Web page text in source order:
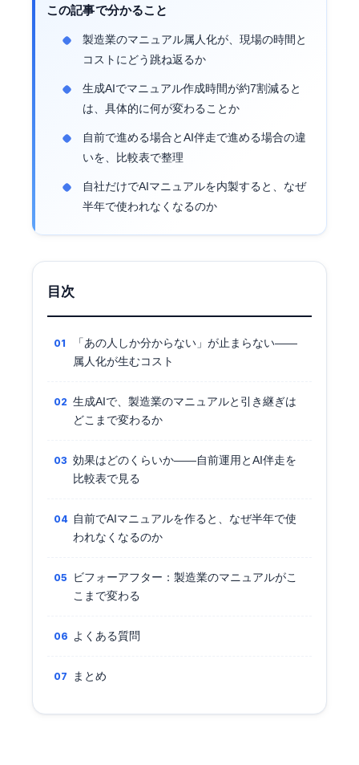
この記事で分かること
製造業のマニュアル属人化が、現場の時間と
コストにどう跳ね返るか
生成AIでマニュアル作成時間が約7割減ると
は、具体的に何が変わることか
自前で進める場合とAI伴走で進める場合の違
いを、比較表で整理
自社だけでAIマニュアルを内製すると、なぜ
半年で使われなくなるのか
目次
「あの人しか分からない」が止まらない——
属人化が生むコスト
生成AIで、製造業のマニュアルと引き継ぎは
どこまで変わるか
効果はどのくらいか——自前運用とAI伴走を
比較表で見る
自前でAIマニュアルを作ると、なぜ半年で使
われなくなるのか
ビフォーアフター：製造業のマニュアルがこ
こまで変わる
よくある質問
まとめ